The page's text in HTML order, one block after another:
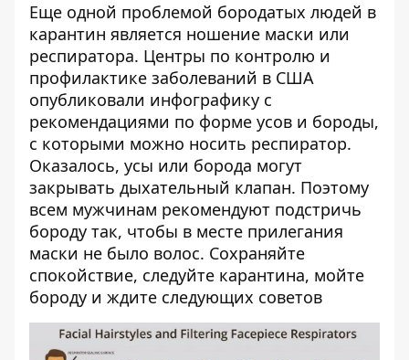
Еще одной проблемой бородатых людей в
карантин является ношение маски или
респиратора. Центры по контролю и
профилактике заболеваний в США
опубликовали инфографику с
рекомендациями по форме усов и бороды,
с которыми можно носить респиратор.
Оказалось, усы или борода могут
закрывать дыхательный клапан. Поэтому
всем мужчинам рекомендуют подстричь
бороду так, чтобы в месте прилегания
маски не было волос. Сохраняйте
спокойствие, следуйте карантина, мойте
бороду и ждите следующих советов